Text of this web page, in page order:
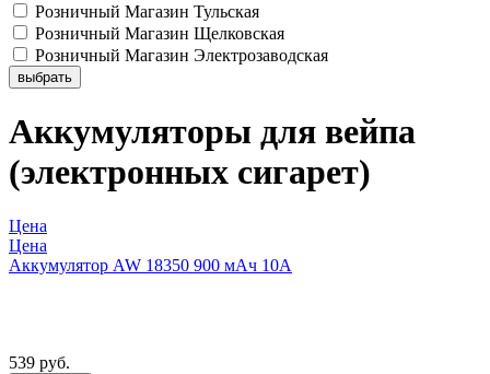
Розничный Магазин Тульская
Розничный Магазин Щелковская
Розничный Магазин Электрозаводская
выбрать
Аккумуляторы для вейпа
(электронных сигарет)
Цена
Цена
Аккумулятор AW 18350 900 мАч 10А
539 руб.